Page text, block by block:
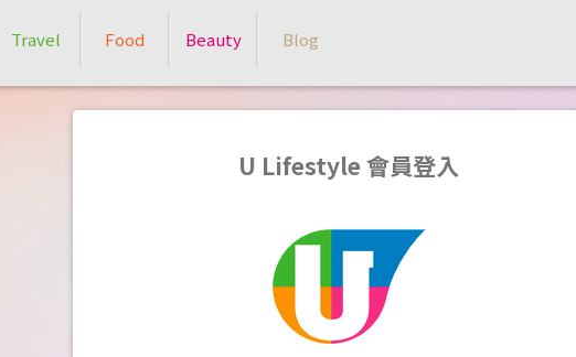
Travel Food Beauty Blog
U Lifestyle 會員登入